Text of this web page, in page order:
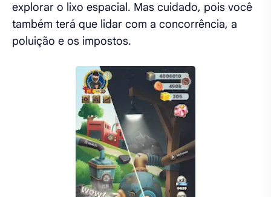
explorar o lixo espacial. Mas cuidado, pois você
também terá que lidar com a concorrência, a
poluição e os impostos.